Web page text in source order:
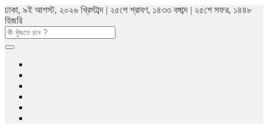
ঢাকা, ৯ই আগস্ট, ২০২৬ খ্রিস্টাব্দ | ২৫শে শ্রাবণ, ১৪৩৩ বঙ্গাব্দ | ২৫শে সফর, ১৪৪৮
হিজরি